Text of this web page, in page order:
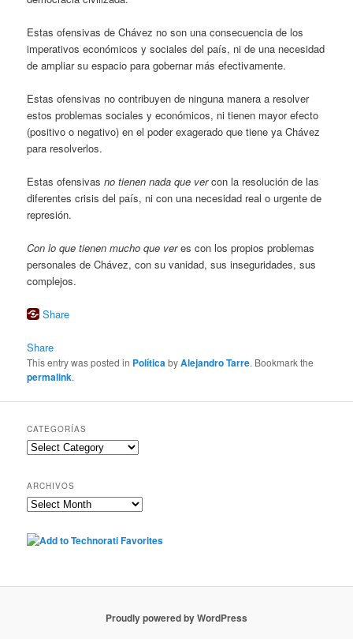
Estas ofensivas de Chávez no son una consecuencia de los
imperativos económicos y sociales del país, ni de una necesidad
de ampliar su espacio para gobernar más efectivamente.
Estas ofensivas no contribuyen de ninguna manera a resolver
estos problemas sociales y económicos, ni tienen mayor efecto
(positivo o negativo) en el poder exagerado que tiene ya Chávez
para resolverlos.
Estas ofensivasno tienen nada que vercon la resolución de las
diferentes crisis del país, ni con una necesidad real o urgente de
represión.
Con lo que tienen mucho que veres con los propios problemas
personales de Chávez, con su vanidad, sus inseguridades, sus
complejos.
Share
Share
This entry was posted in PolíticabyAlejandro Tarre. Bookmark the
permalink.
CATEGORÍAS
Categorías
ARCHIVOS
Archivos
Proudly powered by WordPress